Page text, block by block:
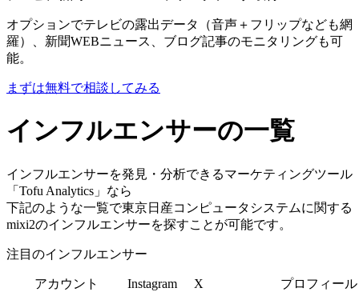
オプションでテレビの露出データ（音声＋フリップなども網
羅）、新聞WEBニュース、ブログ記事のモニタリングも可
能。
まずは無料で相談してみる
インフルエンサーの一覧
インフルエンサーを発見・分析できるマーケティングツール
「Tofu Analytics」なら
下記のような一覧で東京日産コンピュータシステムに関する
mixi2のインフルエンサーを探すことが可能です。
注目のインフルエンサー
アカウント Instagram X プロフィール